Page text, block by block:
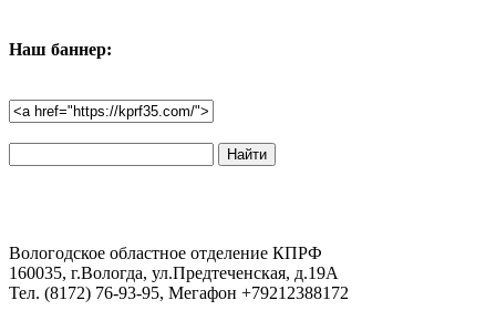
Наш баннер:
по
Вологодское областное отделение КПРФ
160035, г.Вологда, ул.Предтеченская, д.19А
Тел. (8172) 76-93-95, Мегафон +79212388172